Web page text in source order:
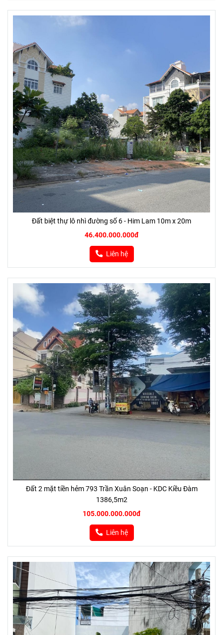
Đất biệt thự lô nhì đường số 6 - Him Lam 10m x 20m
46.400.000.000đ
Liên hệ
Đất 2 mặt tiền hẻm 793 Trần Xuân Soạn - KDC Kiều Đàm
1386,5m2
105.000.000.000đ
Liên hệ